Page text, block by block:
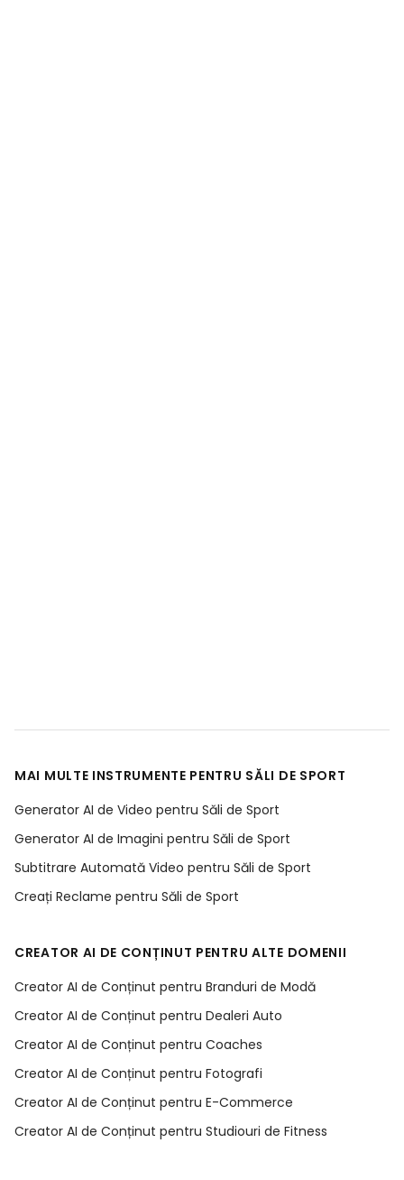
MAI MULTE INSTRUMENTE PENTRU SĂLI DE SPORT
Generator AI de Video pentru Săli de Sport
Generator AI de Imagini pentru Săli de Sport
Subtitrare Automată Video pentru Săli de Sport
Creați Reclame pentru Săli de Sport
CREATOR AI DE CONȚINUT PENTRU ALTE DOMENII
Creator AI de Conținut pentru Branduri de Modă
Creator AI de Conținut pentru Dealeri Auto
Creator AI de Conținut pentru Coaches
Creator AI de Conținut pentru Fotografi
Creator AI de Conținut pentru E-Commerce
Creator AI de Conținut pentru Studiouri de Fitness